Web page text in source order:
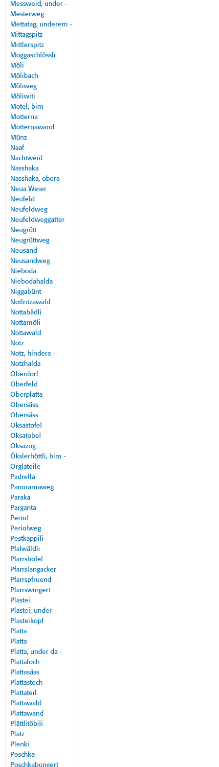
Messweid, under -
Mesterweg
Mettatag, underem -
Mittagspitz
Mittlerspitz
Moggaschlössli
Möli
Mölibach
Möliweg
Möliwiti
Motel, bim -
Motterna
Motternawand
Münz
Naaf
Nachtweid
Nasshaka
Nasshaka, obera -
Neua Weier
Neufeld
Neufeldweg
Neufeldweggatter
Neugrütt
Neugrüttweg
Neusand
Neusandweg
Nieboda
Niebodahalda
Niggabünt
Notfritzawald
Nottabädli
Nottamöli
Nottawald
Notz
Notz, hindera -
Notzhalda
Oberdorf
Oberfeld
Oberplatta
Obersäss
Obersäss
Oksastofel
Oksatobel
Oksazog
Ökslerhöttli, bim -
Orglateile
Padrella
Panoramaweg
Paraka
Parganta
Periol
Periolweg
Pestkappili
Pfalwäldli
Pfarrsbofel
Pfarrslangacker
Pfarrspfruend
Pfarrswingert
Plastei
Plastei, under -
Plasteikopf
Platta
Platta
Platta, under da -
Plattaloch
Plattasäss
Plattastech
Plattateil
Plattawald
Plattawand
Plättlitöbili
Platz
Plenki
Poschka
Poschkabongert